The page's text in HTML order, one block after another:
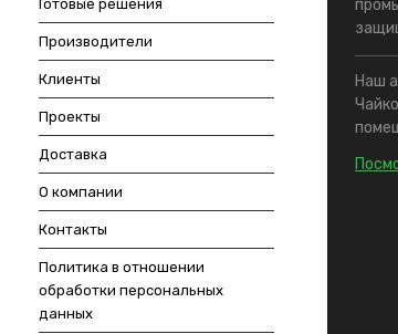
Готовые решения
Производители
Клиенты
Проекты
Доставка
О компании
Контакты
Политика в отношении
обработки персональных
данных
Наш